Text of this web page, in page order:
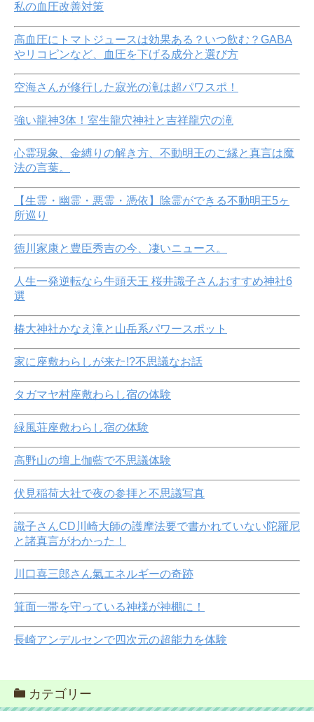
私の血圧改善対策
高血圧にトマトジュースは効果ある？いつ飲む？GABA
やリコピンなど、血圧を下げる成分と選び方
空海さんが修行した寂光の滝は超パワスポ！
強い龍神3体！室生龍穴神社と吉祥龍穴の滝
心霊現象、金縛りの解き方、不動明王のご縁と真言は魔
法の言葉。
【生霊・幽霊・悪霊・憑依】除霊ができる不動明王5ヶ
所巡り
徳川家康と豊臣秀吉の今、凄いニュース。
人生一発逆転なら牛頭天王 桜井識子さんおすすめ神社6
選
椿大神社かなえ滝と山岳系パワースポット
家に座敷わらしが来た!?不思議なお話
タガマヤ村座敷わらし宿の体験
緑風荘座敷わらし宿の体験
高野山の壇上伽藍で不思議体験
伏見稲荷大社で夜の参拝と不思議写真
識子さんCD川崎大師の護摩法要で書かれていない陀羅尼
と諸真言がわかった！
川口喜三郎さん氣エネルギーの奇跡
箕面一帯を守っている神様が神棚に！
長崎アンデルセンで四次元の超能力を体験
カテゴリー